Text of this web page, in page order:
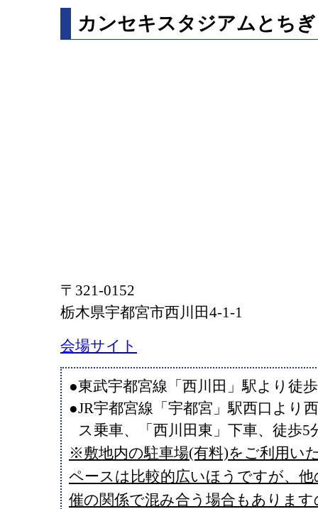
カンセキスタジアムとちぎ
〒321-0152
栃木県宇都宮市西川田4-1-1
会場サイト
●東武宇都宮線「西川田」駅より徒
●JR宇都宮線「宇都宮」駅西口より
ス乗車、「西川田東」下車、徒歩5
※敷地内の駐車場(有料)をご利用い
ペースは比較的広いほうですが、
催の関係で混み合う場合もありま